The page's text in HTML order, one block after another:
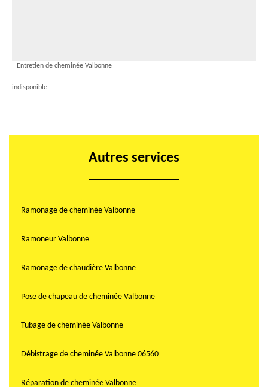
Entretien de cheminée Valbonne
indisponible
Autres services
Ramonage de cheminée Valbonne
Ramoneur Valbonne
Ramonage de chaudière Valbonne
Pose de chapeau de cheminée Valbonne
Tubage de cheminée Valbonne
Débistrage de cheminée Valbonne 06560
Réparation de cheminée Valbonne